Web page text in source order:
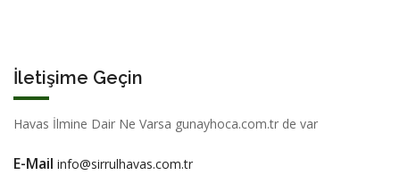
İletişime Geçin
Havas İlmine Dair Ne Varsa gunayhoca.com.tr de var
E-Mail info@sirrulhavas.com.tr